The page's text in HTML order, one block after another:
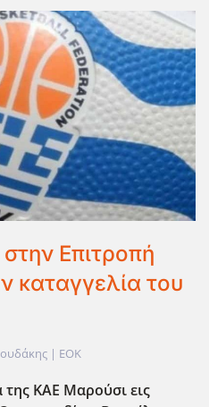
Επιτροπή
καταγγελία του
| EOK
της ΚΑΕ Μαρούσι εις